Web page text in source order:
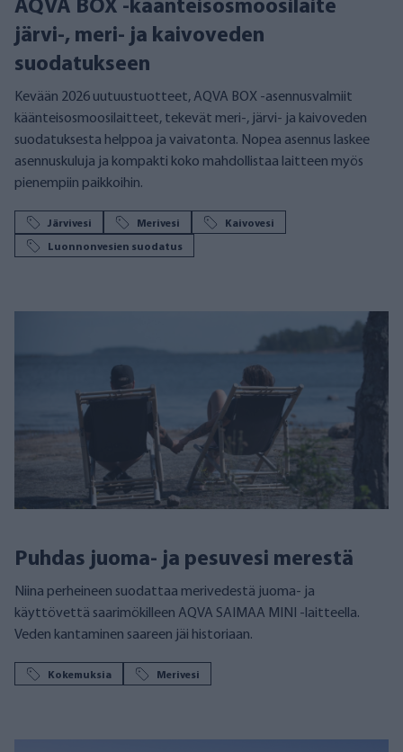
AQVA BOX -käänteisosmoosilaite
järvi-, meri- ja kaivoveden
suodatukseen
Kevään 2026 uutuustuotteet, AQVA BOX -asennusvalmiit
käänteisosmoosilaitteet, tekevät meri-, järvi- ja kaivoveden
suodatuksesta helppoa ja vaivatonta. Nopea asennus laskee
asennuskuluja ja kompakti koko mahdollistaa laitteen myös
pienempiin paikkoihin.
Järvivesi Merivesi Kaivovesi
Luonnonvesien suodatus
Puhdas juoma- ja pesuvesi merestä
Niina perheineen suodattaa merivedestä juoma- ja
käyttövettä saarimökilleen AQVA SAIMAA MINI -laitteella.
Veden kantaminen saareen jäi historiaan.
Kokemuksia Merivesi